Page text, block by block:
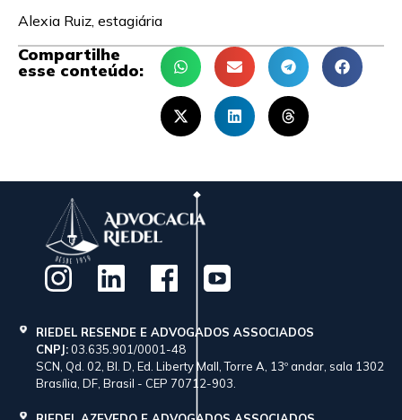
Alexia Ruiz, estagiária
Compartilhe
esse conteúdo:
RIEDEL RESENDE E ADVOGADOS ASSOCIADOS
CNPJ:03.635.901/0001-48
SCN, Qd. 02, Bl. D, Ed. Liberty Mall, Torre A, 13º andar, sala 1302
Brasília, DF, Brasil - CEP 70712-903.